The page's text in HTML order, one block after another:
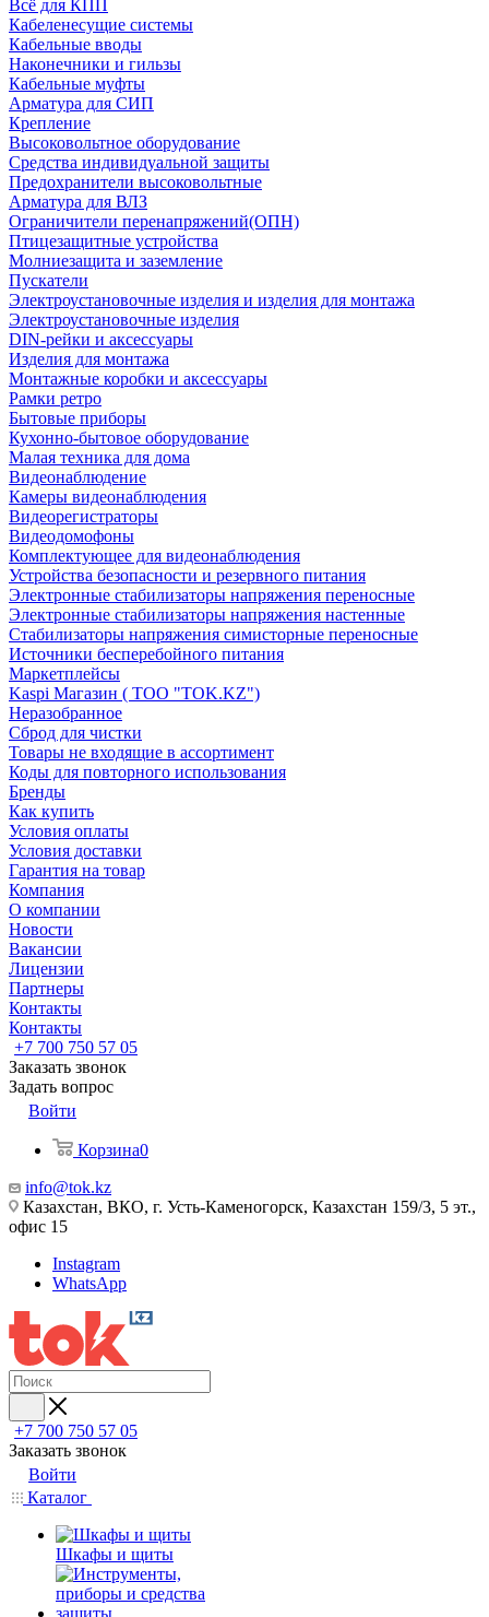
Всё для КПП
Кабеленесущие системы
Кабельные вводы
Наконечники и гильзы
Кабельные муфты
Арматура для СИП
Крепление
Высоковольтное оборудование
Средства индивидуальной защиты
Предохранители высоковольтные
Арматура для ВЛЗ
Ограничители перенапряжений(ОПН)
Птицезащитные устройства
Молниезащита и заземление
Пускатели
Электроустановочные изделия и изделия для монтажа
Электроустановочные изделия
DIN-рейки и аксессуары
Изделия для монтажа
Монтажные коробки и аксессуары
Рамки ретро
Бытовые приборы
Кухонно-бытовое оборудование
Малая техника для дома
Видеонаблюдение
Камеры видеонаблюдения
Видеорегистраторы
Видеодомофоны
Комплектующее для видеонаблюдения
Устройства безопасности и резервного питания
Электронные стабилизаторы напряжения переносные
Электронные стабилизаторы напряжения настенные
Стабилизаторы напряжения симисторные переносные
Источники бесперебойного питания
Маркетплейсы
Kaspi Магазин ( ТОО "TOK.KZ")
Неразобранное
Сброд для чистки
Товары не входящие в ассортимент
Коды для повторного использования
Бренды
Как купить
Условия оплаты
Условия доставки
Гарантия на товар
Компания
О компании
Новости
Вакансии
Лицензии
Партнеры
Контакты
Контакты
+7 700 750 57 05
Заказать звонок
Задать вопрос
Войти
Корзина0
info@tok.kz
Казахстан, ВКО, г. Усть-Каменогорск, Казахстан 159/3, 5 эт.,
офис 15
Instagram
WhatsApp
+7 700 750 57 05
Заказать звонок
Войти
Каталог
Шкафы и щиты